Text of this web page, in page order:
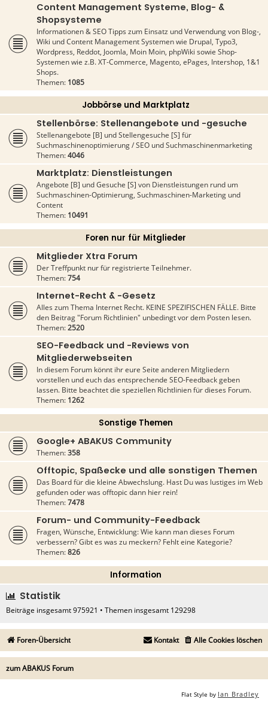
Content Management Systeme, Blog- &
Shopsysteme
Informationen & SEO Tipps zum Einsatz und Verwendung von Blog-,
Wiki und Content Management Systemen wie Drupal, Typo3,
Wordpress, Reddot, Joomla, Moin Moin, phpWiki sowie Shop-
Systemen wie z.B. XT-Commerce, Magento, ePages, Intershop, 1&1
Shops.
Themen: 1085
Jobbörse und Marktplatz
Stellenbörse: Stellenangebote und -gesuche
Stellenangebote [B] und Stellengesuche [S] für
Suchmaschinenoptimierung / SEO und Suchmaschinenmarketing
Themen:4046
Marktplatz: Dienstleistungen
Angebote [B] und Gesuche [S] von Dienstleistungen rund um
Suchmaschinen-Optimierung, Suchmaschinen-Marketing und
Content
Themen: 10491
Foren nur für Mitglieder
Mitglieder Xtra Forum
Der Treffpunkt nur für registrierte Teilnehmer.
Themen:754
Internet-Recht & -Gesetz
Alles zum Thema Internet Recht. KEINE SPEZIFISCHEN FÄLLE. Bitte
den Beitrag "Forum Richtlinien" unbedingt vor dem Posten lesen.
Themen:2520
SEO-Feedback und -Reviews von
Mitgliederwebseiten
In diesem Forum könnt ihr eure Seite anderen Mitgliedern
vorstellen und euch das entsprechende SEO-Feedback geben
lassen. Bitte beachtet die speziellen Richtlinien für dieses Forum.
Themen: 1262
Sonstige Themen
Google+ ABAKUS Community
Themen:358
Offtopic, Spaßecke und alle sonstigen Themen
Das Board für die kleine Abwechslung. Hast Du was lustiges im Web
gefunden oder was offtopic dann hier rein!
Themen:7478
Forum- und Community-Feedback
Fragen, Wünsche, Entwicklung: Wie kann man dieses Forum
verbessern? Gibt es was zu meckern? Fehlt eine Kategorie?
Themen:826
Information
Statistik
Beiträge insgesamt975921 • Themen insgesamt 129298
Foren-Übersicht Alle Cookies löschen
Kontakt
zum ABAKUS Forum
Flat Style by Ian Bradley